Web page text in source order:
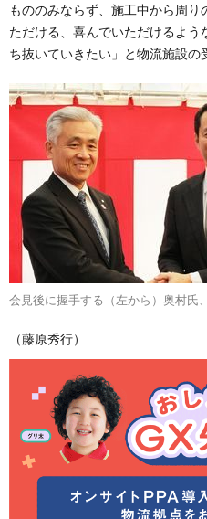
もののみならず、施工中から周
ただける、喜んでいただけるよ
ち抜いていきたい」と物流施設の
会見後に握手する（左から）奥村氏
（藤原秀行）